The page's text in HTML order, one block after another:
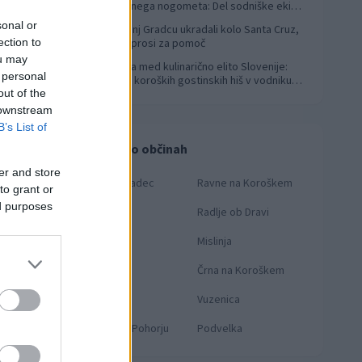
or
to
may
of the
List of
and store
grant or
purposes
svetovnega nogometa: Del sodniške ekipe
V Slovenj Gradcu ukradali kolo Santa Cruz,
lastnik prosi za pomoč
Koroška med kulinarično elito Slovenije:
Sedem koroških gostinskih hiš v vodniku
Novice po občinah
Slovenj Gradec
Ravne na Koroškem
Radlje ob Dravi
Mislinja
Črna na Koroškem
Vuzenica
Ribnica na Pohorju
Podvelka